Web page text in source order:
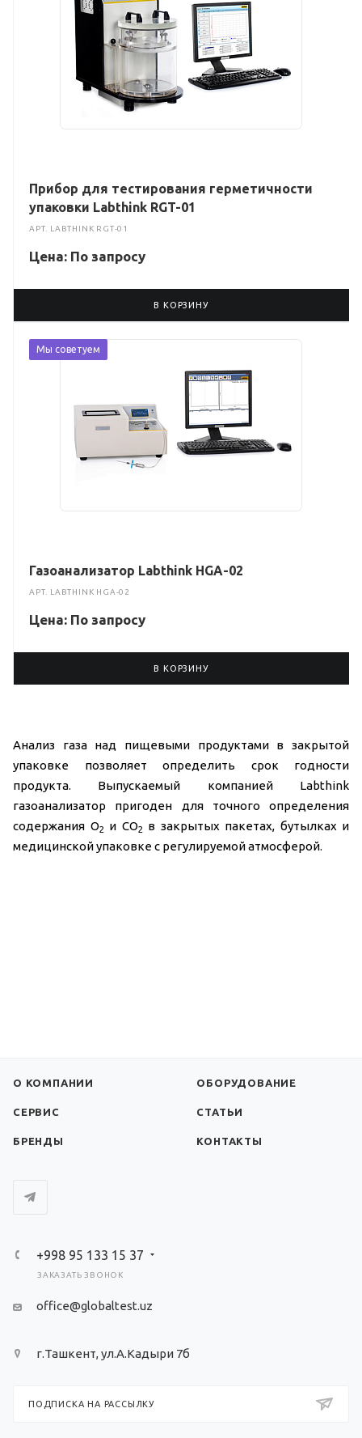
Прибор для тестирования герметичности
упаковки Labthink RGT-01
АРТ. LABTHINK RGT-01
Цена: По запросу
В КОРЗИНУ
Мы советуем
Газоанализатор Labthink HGA-02
АРТ. LABTHINK HGA-02
Цена: По запросу
В КОРЗИНУ
Анализ газа над пищевыми продуктами в закрытой
упаковке позволяет определить срок годности
продукта. Выпускаемый компанией Labthink
газоанализатор пригоден для точного определения
содержания O2 и CO2
в закрытых пакетах, бутылках и
медицинской упаковке с регулируемой атмосферой.
О КОМПАНИИ ОБОРУДОВАНИЕ
СЕРВИС СТАТЬИ
БРЕНДЫ КОНТАКТЫ
+998 95 133 15 37
ЗАКАЗАТЬ ЗВОНОК
office@globaltest.uz
г.Ташкент, ул.А.Кадыри 7б
ПОДПИСКА НА РАССЫЛКУ